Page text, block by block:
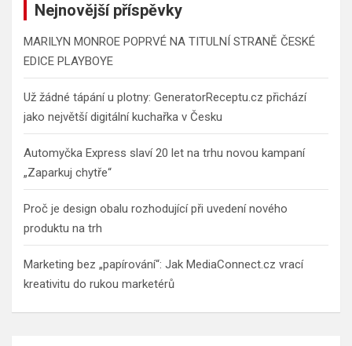
Nejnovější příspěvky
MARILYN MONROE POPRVÉ NA TITULNÍ STRANĚ ČESKÉ
EDICE PLAYBOYE
Už žádné tápání u plotny: GeneratorReceptu.cz přichází
jako největší digitální kuchařka v Česku
Automyčka Express slaví 20 let na trhu novou kampaní
„Zaparkuj chytře“
Proč je design obalu rozhodující při uvedení nového
produktu na trh
Marketing bez „papírování“: Jak MediaConnect.cz vrací
kreativitu do rukou marketérů